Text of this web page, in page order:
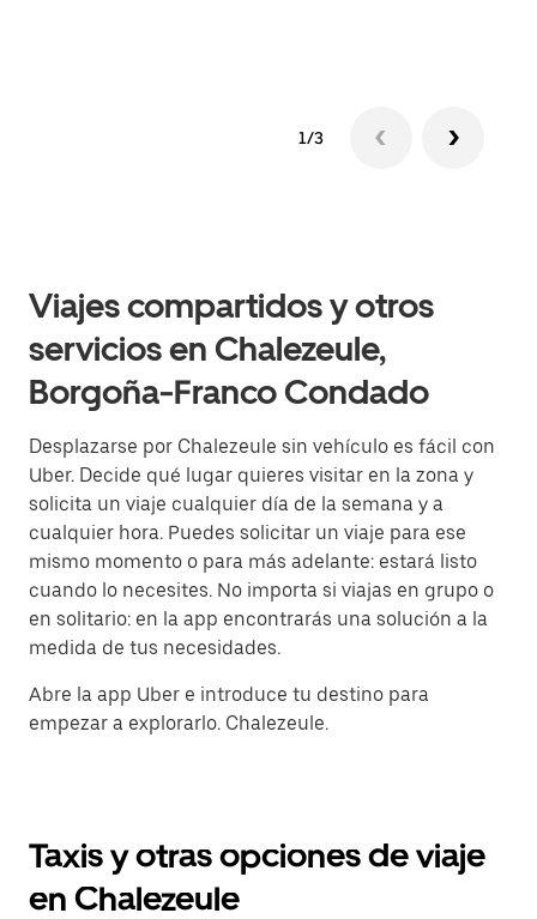
1/3
Viajes compartidos y otros
servicios en Chalezeule,
Borgoña-Franco Condado
Desplazarse por Chalezeule sin vehículo es fácil con
Uber. Decide qué lugar quieres visitar en la zona y
solicita un viaje cualquier día de la semana y a
cualquier hora. Puedes solicitar un viaje para ese
mismo momento o para más adelante: estará listo
cuando lo necesites. No importa si viajas en grupo o
en solitario: en la app encontrarás una solución a la
medida de tus necesidades.
Abre la app Uber e introduce tu destino para
empezar a explorarlo. Chalezeule.
Taxis y otras opciones de viaje
en Chalezeule